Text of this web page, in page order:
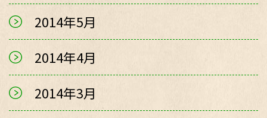
2014年5月
2014年4月
2014年3月